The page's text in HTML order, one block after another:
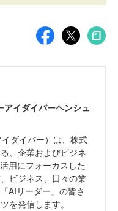
イダイバーヘンシュ
イダイバー）は、株式
、企業およびビジネ
用にフォーカスした
ビジネス、日々の業
AIリーダー」の皆さ
を発信します。